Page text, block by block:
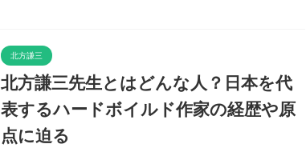
北方謙三
北方謙三先生とはどんな人？日本を代
表するハードボイルド作家の経歴や原
点に迫る